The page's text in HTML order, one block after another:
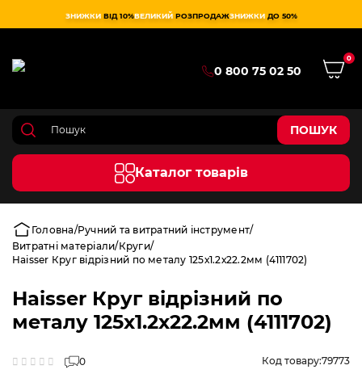
ЗНИЖКИ ВІД 10%ВЕЛИКИЙ РОЗПРОДАЖЗНИЖКИ ДО 50%
0 800 75 02 50
0
ПОШУК
Каталог товарів
Головна Ручний та витратний інструмент
Витратні матеріали Круги
Haisser Круг відрізний по металу 125х1.2х22.2мм (4111702)
Haisser Круг відрізний по
металу 125х1.2х22.2мм (4111702)
0 Код товару:79773